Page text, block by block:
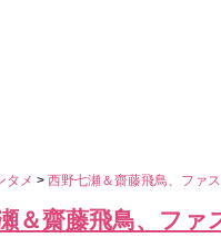
タメ > 西野七瀬＆齋藤飛鳥、ファ
＆齋藤飛鳥、フ